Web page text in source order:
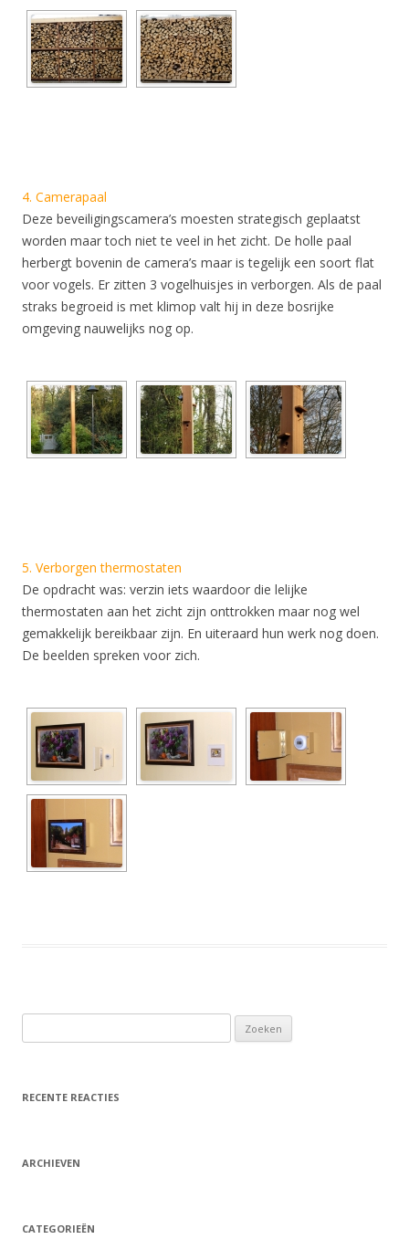
4. Camerapaal
Deze beveiligingscamera’s moesten strategisch geplaatst
worden maar toch niet te veel in het zicht. De holle paal
herbergt bovenin de camera’s maar is tegelijk een soort flat
voor vogels. Er zitten 3 vogelhuisjes in verborgen. Als de paal
straks begroeid is met klimop valt hij in deze bosrijke
omgeving nauwelijks nog op.
5. Verborgen thermostaten
De opdracht was: verzin iets waardoor die lelijke
thermostaten aan het zicht zijn onttrokken maar nog wel
gemakkelijk bereikbaar zijn. En uiteraard hun werk nog doen.
De beelden spreken voor zich.
naar:
RECENTE REACTIES
ARCHIEVEN
CATEGORIEËN